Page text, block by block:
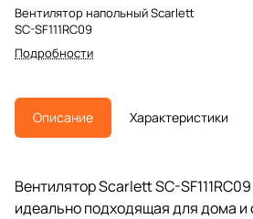
Вентилятор напольный Scarlett
SC-SF111RC09
Подробности
Описание Характеристики
Вентилятор Scarlett SC-
идеально подходящая для дома